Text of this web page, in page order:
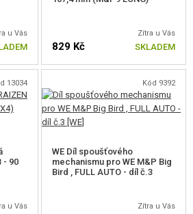
u Vás Zítra u Vás
829 Kč SKLADEM
13034
- 90
u Vás
Kód 9392
WE Díl spoušťového
mechanismu pro WE M&P Big
Bird , FULL AUTO - díl č.3
Zítra u Vás